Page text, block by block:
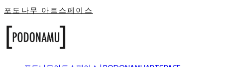
포도나무 아트스페이스